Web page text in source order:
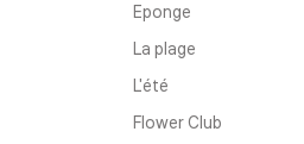
Eponge
La plage
L'été
Flower Club